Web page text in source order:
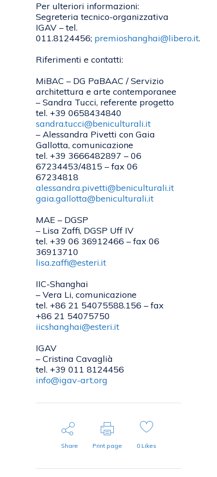
Per ulteriori informazioni:
Segreteria tecnico-organizzativa
IGAV – tel.
011.8124456; premioshanghai@libero.it.
Riferimenti e contatti:
MiBAC – DG PaBAAC / Servizio
architettura e arte contemporanee
– Sandra Tucci, referente progetto
tel. +39 0658434840
sandra.tucci@beniculturali.it
– Alessandra Pivetti con Gaia
Gallotta, comunicazione
tel. +39 3666482897 – 06
67234453/4815 – fax 06
67234818
alessandra.pivetti@beniculturali.it
gaia.gallotta@beniculturali.it
MAE – DGSP
– Lisa Zaffi, DGSP Uff IV
tel. +39 06 36912466 – fax 06
36913710
lisa.zaffi@esteri.it
IIC-Shanghai
– Vera Li, comunicazione
tel. +86 21 54075588.156 – fax
+86 21 54075750
iicshanghai@esteri.it
IGAV
– Cristina Cavaglià
tel. +39 011 8124456
info@igav-art.org
Share Print page 0Likes